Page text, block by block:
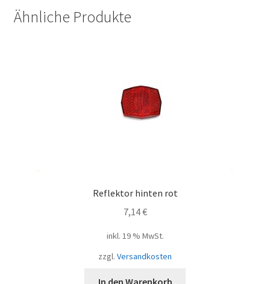
schwarz
Menge
Ähnliche Produkte
Reflektor hinten rot
7,14€
inkl. 19 % MwSt.
zzgl. Versandkosten
In den Warenkorb